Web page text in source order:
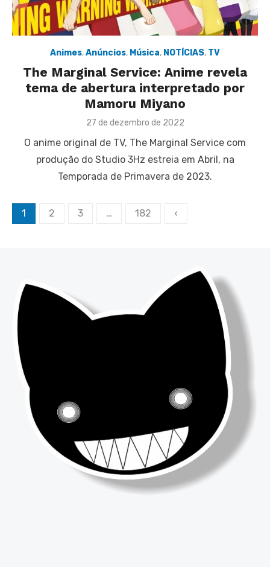
Animes,Anúncios, Música, NOTÍCIAS, TV
The Marginal Service: Anime revela
tema de abertura interpretado por
Mamoru Miyano
Posted
27 de dezembro de 2022
O anime original de TV, The Marginal Service com
produção do Studio 3Hz estreia em Abril, na
Temporada de Primavera de 2023.
Paginação
de
1 2 3 … 182 ‹